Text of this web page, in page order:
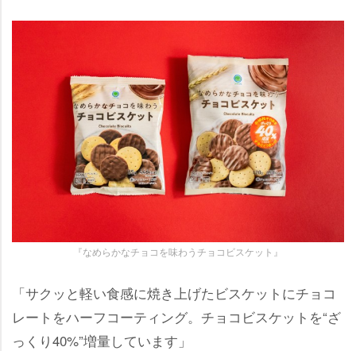
『なめらかなチョコを味わうチョコビスケット』
「サクッと軽い食感に焼き上げたビスケットにチョコ
レートをハーフコーティング。チョコビスケットを“ざ
っくり40%”増量しています」